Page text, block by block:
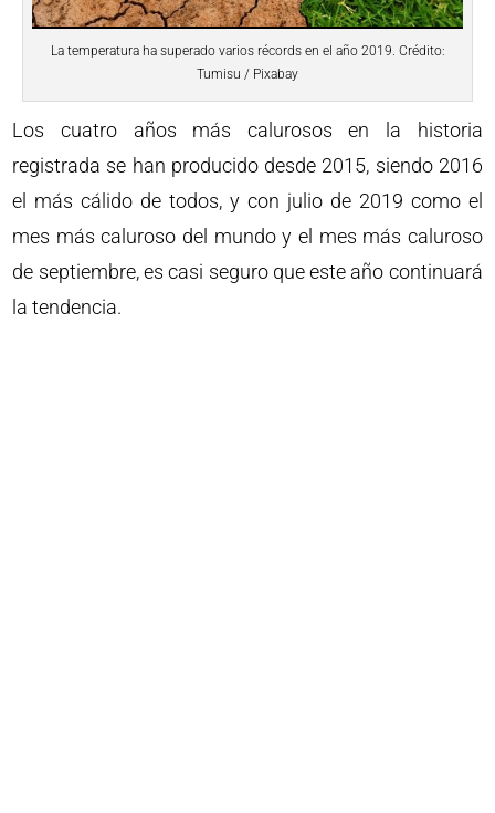
La temperatura ha superado varios récords en el año 2019. Crédito:
Tumisu / Pixabay
Los cuatro años más calurosos en la historia
registrada se han producido desde 2015, siendo 2016
el más cálido de todos, y con julio de 2019 como el
mes más caluroso del mundo y el mes más caluroso
de septiembre, es casi seguro que este año continuará
la tendencia.